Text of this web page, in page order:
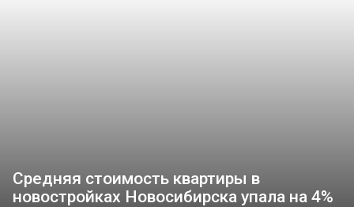
Средняя стоимость квартиры в
новостройках Новосибирска упала на 4%